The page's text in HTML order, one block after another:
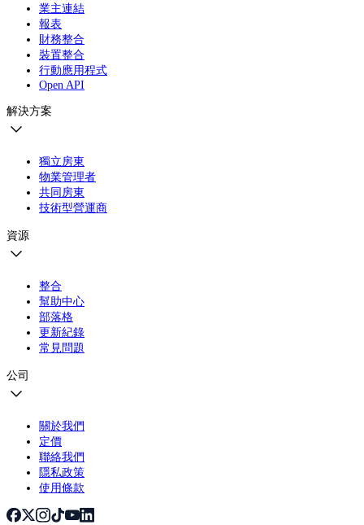
業主連結
報表
財務整合
裝置整合
行動應用程式
Open API
解決方案
獨立房東
物業管理者
共同房東
技術型營運商
資源
整合
幫助中心
部落格
更新紀錄
常見問題
公司
關於我們
定價
聯絡我們
隱私政策
使用條款